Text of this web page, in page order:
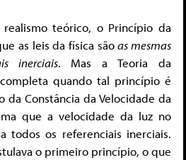
realismo teórico, o Princípio da
as leis da física sãoas mesmas
inerciais. Mas a Teoria da
quando tal princípio é
da Constância da Velocidade da
que a velocidade da luz no
todos os referenciais inerciais.
o primeiro princípio, o que